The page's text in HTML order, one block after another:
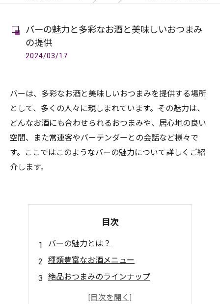
バーの魅力と多彩なお酒と美味しいおつまみ
の提供
2024/03/17
バーは、多彩なお酒と美味しいおつまみを提供する場所
として、多くの人々に親しまれています。その魅力は、
どんなお酒にも合わせられるおつまみや、居心地の良い
空間、また常連客やバーテンダーとの会話など様々で
す。ここではこのようなバーの魅力について詳しくご紹
介します。
目次
バーの魅力とは？
種類豊富なお酒メニュー
絶品おつまみのラインナップ
居心地の良い空間